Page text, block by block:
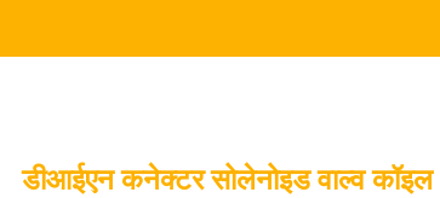
डीआईएन कनेक्टर सोलेनोइड वाल्व कॉइल